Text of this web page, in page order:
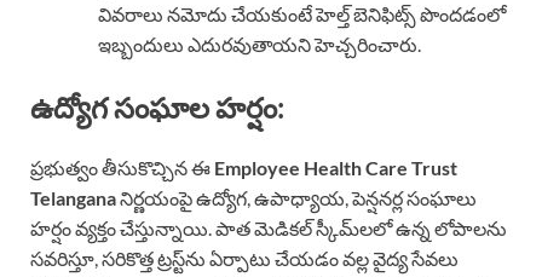
వివరాలు నమోదు చేయకుంటే హెల్త్ బెనిఫిట్స్ పొందడంలో
ఇబ్బందులు ఎదురవుతాయని హెచ్చరించారు.
ఉద్యోగ సంఘాల హర్షం:
ప్రభుత్వం తీసుకొచ్చిన ఈ Employee Health Care Trust
Telanganaనిర్ణయంపై ఉద్యోగ, ఉపాధ్యాయ, పెన్షనర్ల సంఘాలు
హర్షం వ్యక్తం చేస్తున్నాయి. పాత మెడికల్ స్కీమ్‌లలో ఉన్న లోపాలను
సవరిస్తూ, సరికొత్త ట్రస్ట్‌ను ఏర్పాటు చేయడం వల్ల వైద్య సేవలు